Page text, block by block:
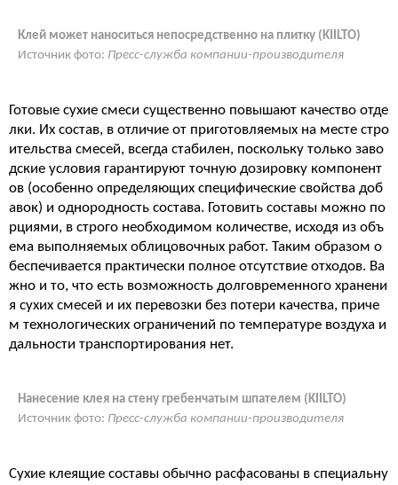
Клей может наноситься непосредственно на плитку (KIILTO)
Источник фото: Пресс-служба компании-производителя
Готовые сухие смеси существенно повышают качество отде
лки. Их состав, в отличие от приготовляемых на месте стро
ительства смесей, всегда стабилен, поскольку только заво
дские условия гарантируют точную дозировку компонент
ов (особенно определяющих специфические свойства доб
авок) и однородность состава. Готовить составы можно по
рциями, в строго необходимом количестве, исходя из объ
ема выполняемых облицовочных работ. Таким образом о
беспечивается практически полное отсутствие отходов. Ва
жно и то, что есть возможность долговременного хранени
я сухих смесей и их перевозки без потери качества, приче
м технологических ограничений по температуре воздуха и
дальности транспортирования нет.
Нанесение клея на стену гребенчатым шпателем (KIILTO)
Источник фото: Пресс-служба компании-производителя
Сухие клеящие составы обычно расфасованы в специальну